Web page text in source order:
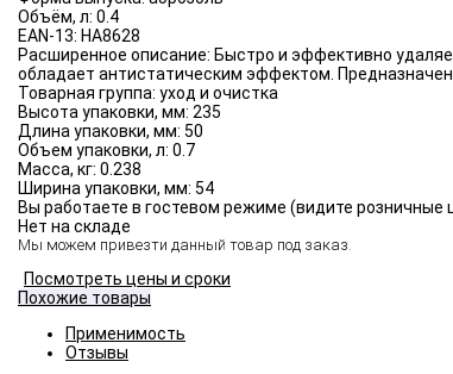
Объём, л: 0.4
EAN-13: HA8628
Расширенное описание: Быстро и эффективно
обладает антистатическим эффектом.
Товарная группа: уход и очистка
Высота упаковки, мм: 235
Длина упаковки, мм: 50
Объем упаковки, л: 0.7
Масса, кг: 0.238
Ширина упаковки, мм: 54
Вы работаете в гостевом режиме (видите
Нет на складе
Мы можем привезти данный товар под заказ.
Посмотреть цены и сроки
Похожие товары
Применимость
Отзывы